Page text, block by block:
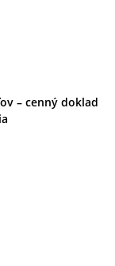
– cenný doklad